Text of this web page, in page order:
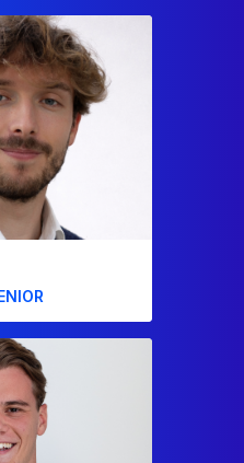
avoir réalisé
sein de
financiers
que des
Shiseido.
des
L’Oréal, Sanofi et
financiers pour
que des
des acteurs
contribue
de nos